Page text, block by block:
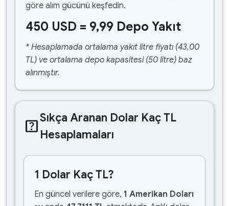
göre alım gücünü keşfedin.
450 USD = 9,99 Depo Yakıt
* Hesaplamada ortalama yakıt litre fiyatı (43,00
TL) ve ortalama depo kapasitesi (50 litre) baz
alınmıştır.
help_centerSıkça Aranan Dolar Kaç TL
Hesaplamaları
1 Dolar Kaç TL?
En güncel verilere göre, 1 Amerikan Doları